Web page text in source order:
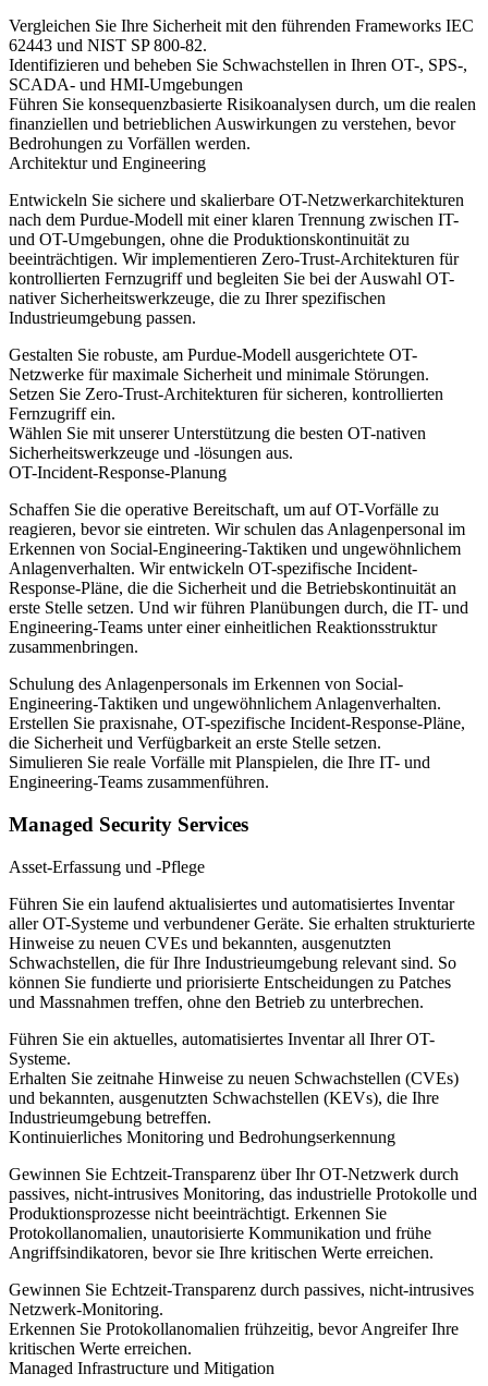
Vergleichen Sie Ihre Sicherheit mit den führenden Frameworks IEC
62443 und NIST SP 800-82.
Identifizieren und beheben Sie Schwachstellen in Ihren OT-, SPS-,
SCADA- und HMI-Umgebungen
Führen Sie konsequenzbasierte Risikoanalysen durch, um die realen
finanziellen und betrieblichen Auswirkungen zu verstehen, bevor
Bedrohungen zu Vorfällen werden.
Architektur und Engineering
Entwickeln Sie sichere und skalierbare OT-Netzwerkarchitekturen
nach dem Purdue-Modell mit einer klaren Trennung zwischen IT-
und OT-Umgebungen, ohne die Produktionskontinuität zu
beeinträchtigen. Wir implementieren Zero-Trust-Architekturen für
kontrollierten Fernzugriff und begleiten Sie bei der Auswahl OT-
nativer Sicherheitswerkzeuge, die zu Ihrer spezifischen
Industrieumgebung passen.
Gestalten Sie robuste, am Purdue-Modell ausgerichtete OT-
Netzwerke für maximale Sicherheit und minimale Störungen.
Setzen Sie Zero-Trust-Architekturen für sicheren, kontrollierten
Fernzugriff ein.
Wählen Sie mit unserer Unterstützung die besten OT-nativen
Sicherheitswerkzeuge und -lösungen aus.
OT-Incident-Response-Planung
Schaffen Sie die operative Bereitschaft, um auf OT-Vorfälle zu
reagieren, bevor sie eintreten. Wir schulen das Anlagenpersonal im
Erkennen von Social-Engineering-Taktiken und ungewöhnlichem
Anlagenverhalten. Wir entwickeln OT-spezifische Incident-
Response-Pläne, die die Sicherheit und die Betriebskontinuität an
erste Stelle setzen. Und wir führen Planübungen durch, die IT- und
Engineering-Teams unter einer einheitlichen Reaktionsstruktur
zusammenbringen.
Schulung des Anlagenpersonals im Erkennen von Social-
Engineering-Taktiken und ungewöhnlichem Anlagenverhalten.
Erstellen Sie praxisnahe, OT-spezifische Incident-Response-Pläne,
die Sicherheit und Verfügbarkeit an erste Stelle setzen.
Simulieren Sie reale Vorfälle mit Planspielen, die Ihre IT- und
Engineering-Teams zusammenführen.
Managed Security Services
Asset-Erfassung und -Pflege
Führen Sie ein laufend aktualisiertes und automatisiertes Inventar
aller OT-Systeme und verbundener Geräte. Sie erhalten strukturierte
Hinweise zu neuen CVEs und bekannten, ausgenutzten
Schwachstellen, die für Ihre Industrieumgebung relevant sind. So
können Sie fundierte und priorisierte Entscheidungen zu Patches
und Massnahmen treffen, ohne den Betrieb zu unterbrechen.
Führen Sie ein aktuelles, automatisiertes Inventar all Ihrer OT-
Systeme.
Erhalten Sie zeitnahe Hinweise zu neuen Schwachstellen (CVEs)
und bekannten, ausgenutzten Schwachstellen (KEVs), die Ihre
Industrieumgebung betreffen.
Kontinuierliches Monitoring und Bedrohungserkennung
Gewinnen Sie Echtzeit-Transparenz über Ihr OT-Netzwerk durch
passives, nicht-intrusives Monitoring, das industrielle Protokolle und
Produktionsprozesse nicht beeinträchtigt. Erkennen Sie
Protokollanomalien, unautorisierte Kommunikation und frühe
Angriffsindikatoren, bevor sie Ihre kritischen Werte erreichen.
Gewinnen Sie Echtzeit-Transparenz durch passives, nicht-intrusives
Netzwerk-Monitoring.
Erkennen Sie Protokollanomalien frühzeitig, bevor Angreifer Ihre
kritischen Werte erreichen.
Managed Infrastructure und Mitigation